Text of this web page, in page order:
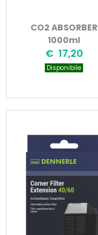
CO2 ABSORBER
1000ml
€ 17,20
Disponibile